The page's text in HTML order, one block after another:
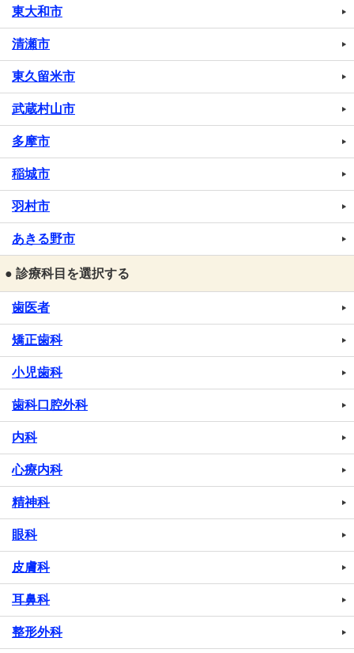
東大和市
清瀬市
東久留米市
武蔵村山市
多摩市
稲城市
羽村市
あきる野市
● 診療科目を選択する
歯医者
矯正歯科
小児歯科
歯科口腔外科
内科
心療内科
精神科
眼科
皮膚科
耳鼻科
整形外科